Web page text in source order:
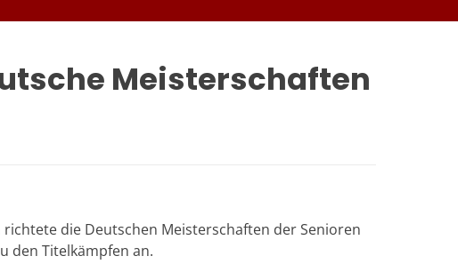
Meisterschaften
die Deutschen Meisterschaften der Senioren
den Titelkämpfen an.